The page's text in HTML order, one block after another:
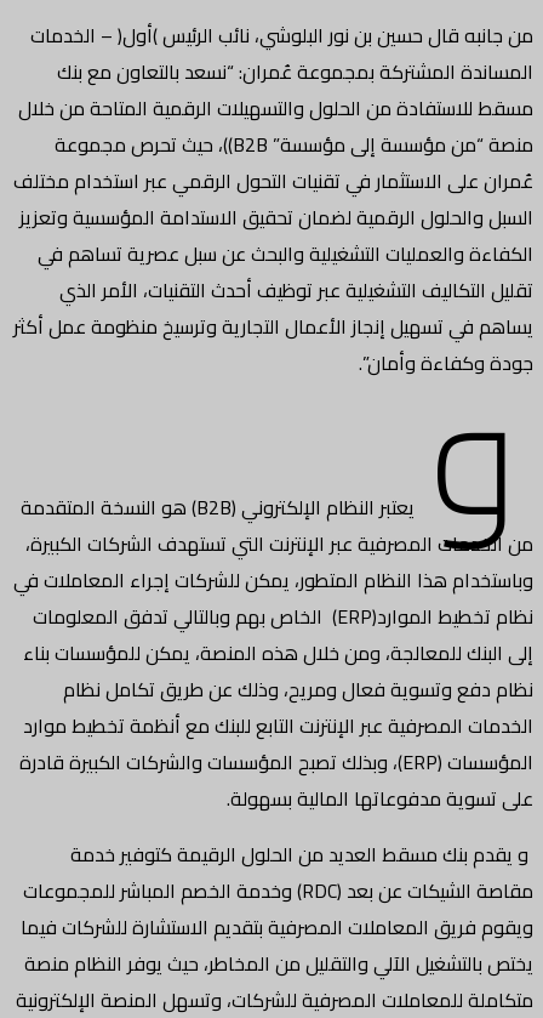
من جانبه قال حسين بن نور البلوشي، نائب الرئيس )أول( – الخدمات
المساندة المشتركة بمجموعة عُمران: “نسعد بالتعاون مع بنك
مسقط للاستفادة من الحلول والتسهيلات الرقمية المتاحة من خلال
منصة “من مؤسسة إلى مؤسسة” B2B))، حيث تحرص مجموعة
عُمران على الاستثمار في تقنيات التحول الرقمي عبر استخدام مختلف
السبل والحلول الرقمية لضمان تحقيق الاستدامة المؤسسية وتعزيز
الكفاءة والعمليات التشغيلية والبحث عن سبل عصرية تساهم في
تقليل التكاليف التشغيلية عبر توظيف أحدث التقنيات، الأمر الذي
يساهم في تسهيل إنجاز الأعمال التجارية وترسيخ منظومة عمل أكثر
جودة وكفاءة وأمان”.
و
يعتبر النظام الإلكتروني (B2B) هو النسخة المتقدمة
من الخدمات المصرفية عبر الإنترنت التي تستهدف الشركات الكبيرة،
وباستخدام هذا النظام المتطور، يمكن للشركات إجراء المعاملات في
نظام تخطيط الموارد(ERP) الخاص بهم وبالتالي تدفق المعلومات
إلى البنك للمعالجة، ومن خلال هذه المنصة، يمكن للمؤسسات بناء
نظام دفع وتسوية فعال ومريح، وذلك عن طريق تكامل نظام
الخدمات المصرفية عبر الإنترنت التابع للبنك مع أنظمة تخطيط موارد
المؤسسات (ERP)، وبذلك تصبح المؤسسات والشركات الكبيرة قادرة
على تسوية مدفوعاتها المالية بسهولة.
و يقدم بنك مسقط العديد من الحلول الرقيمة كتوفير خدمة
مقاصة الشيكات عن بعد (RDC) وخدمة الخصم المباشر للمجموعات
ويقوم فريق المعاملات المصرفية بتقديم الاستشارة للشركات فيما
يختص بالتشغيل الآلي والتقليل من المخاطر، حيث يوفر النظام منصة
متكاملة للمعاملات المصرفية للشركات، وتسهل المنصة الإلكترونية